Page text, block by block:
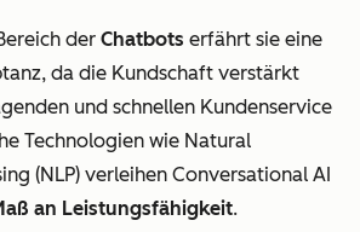
der Chatbots erfährt sie eine
da die Kundschaft verstärkt
und schnellen Kundenservice
Technologien wie Natural
(NLP) verleihen Conversational AI
an Leistungsfähigkeit.